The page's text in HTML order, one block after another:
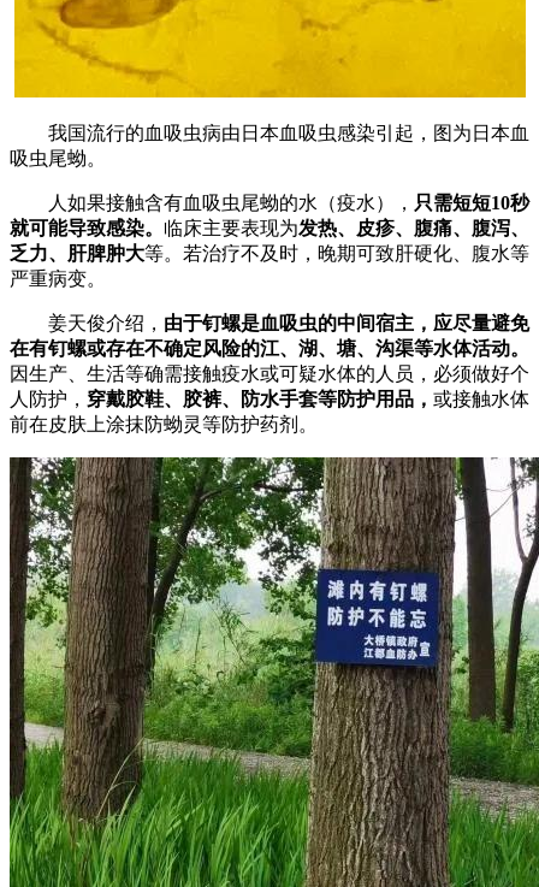
我国流行的血吸虫病由日本血吸虫感染引起，图为日本血
吸虫尾蚴。
人如果接触含有血吸虫尾蚴的水（疫水）， 只需短短10秒
就可能导致感染。 临床主要表现为发热、皮疹、腹痛、腹泻、
乏力、肝脾肿大等。若治疗不及时，晚期可致肝硬化、腹水等
严重病变。
姜天俊介绍， 由于钉螺是血吸虫的中间宿主，应尽量避免
在有钉螺或存在不确定风险的江、湖、塘、沟渠等水体活动。
因生产、生活等确需接触疫水或可疑水体的人员，必须做好个
人防护， 穿戴胶鞋、胶裤、防水手套等防护用品， 或接触水体
前在皮肤上涂抹防蚴灵等防护药剂。